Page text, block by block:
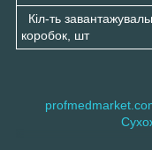
Кіл-ть
коробок, шт